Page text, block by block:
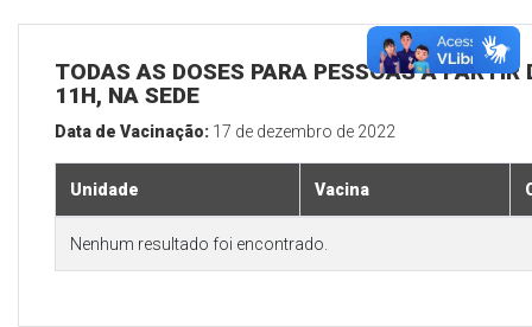
TODAS AS DOSES PARA PESSOAS A
11H, NA SEDE
Data de Vacinação: 17 de dezembro de 2022
Unidade Vacina
Nenhum resultado foi encontrado.